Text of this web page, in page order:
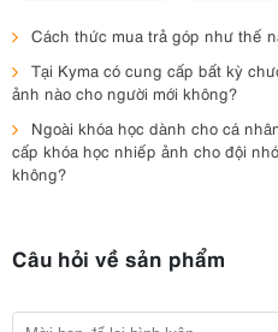
Cách thức mua trả góp như thế
Tại Kyma có cung cấp bất kỳ
ảnh nào cho người mới không?
Ngoài khóa học dành cho cá
cấp khóa học nhiếp ảnh cho đội
không?
Câu hỏi về sản phẩm